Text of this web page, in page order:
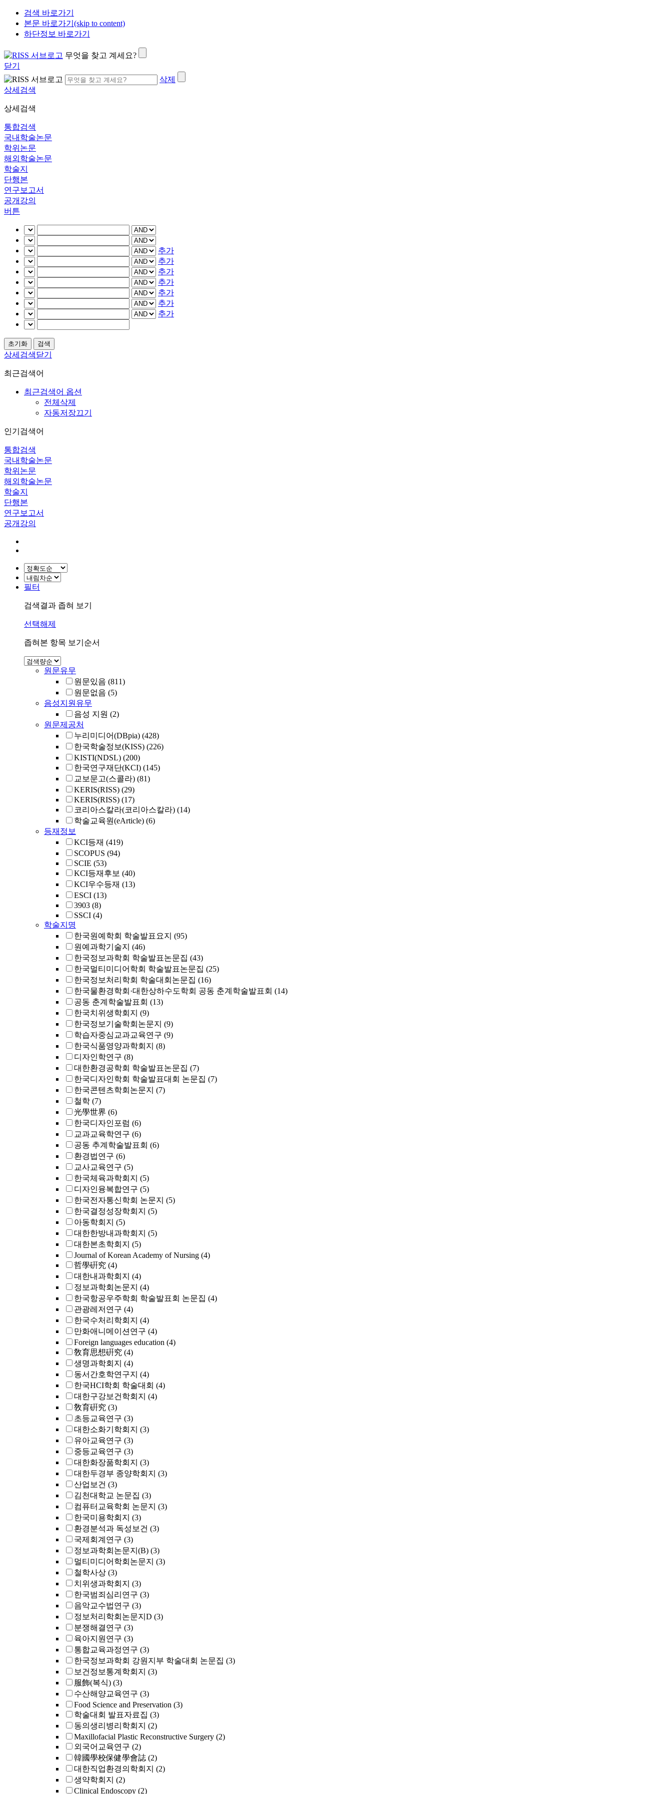
검색 바로가기
본문 바로가기(skip to content)
하단정보 바로가기
무엇을 찾고 계세요?
닫기
삭제
상세검색
상세검색
통합검색
국내학술논문
학위논문
해외학술논문
학술지
단행본
연구보고서
공개강의
버튼
추가
추가
추가
추가
추가
추가
추가
상세검색닫기
최근검색어
최근검색어 옵션
전체삭제
자동저장끄기
인기검색어
통합검색
국내학술논문
학위논문
해외학술논문
학술지
단행본
연구보고서
공개강의
필터
검색결과 좁혀 보기
선택해제
좁혀본 항목 보기순서
원문유무
원문있음 (811)
원문없음 (5)
음성지원유무
음성 지원 (2)
원문제공처
누리미디어(DBpia) (428)
한국학술정보(KISS) (226)
KISTI(NDSL) (200)
한국연구재단(KCI) (145)
교보문고(스콜라) (81)
KERIS(RISS) (29)
KERIS(RISS) (17)
코리아스칼라(코리아스칼라) (14)
학술교육원(eArticle) (6)
등재정보
KCI등재 (419)
SCOPUS (94)
SCIE (53)
KCI등재후보 (40)
KCI우수등재 (13)
ESCI (13)
3903 (8)
SSCI (4)
학술지명
한국원예학회 학술발표요지 (95)
원예과학기술지 (46)
한국정보과학회 학술발표논문집 (43)
한국멀티미디어학회 학술발표논문집 (25)
한국정보처리학회 학술대회논문집 (16)
한국물환경학회·대한상하수도학회 공동 춘계학술발표회 (14)
공동 춘계학술발표회 (13)
한국치위생학회지 (9)
한국정보기술학회논문지 (9)
학습자중심교과교육연구 (9)
한국식품영양과학회지 (8)
디자인학연구 (8)
대한환경공학회 학술발표논문집 (7)
한국디자인학회 학술발표대회 논문집 (7)
한국콘텐츠학회논문지 (7)
철학 (7)
光學世界 (6)
한국디자인포럼 (6)
교과교육학연구 (6)
공동 추계학술발표회 (6)
환경법연구 (6)
교사교육연구 (5)
한국체육과학회지 (5)
디자인융복합연구 (5)
한국전자통신학회 논문지 (5)
한국결정성장학회지 (5)
아동학회지 (5)
대한한방내과학회지 (5)
대한본초학회지 (5)
Journal of Korean Academy of Nursing (4)
哲學硏究 (4)
대한내과학회지 (4)
정보과학회논문지 (4)
한국항공우주학회 학술발표회 논문집 (4)
관광레저연구 (4)
한국수처리학회지 (4)
만화애니메이션연구 (4)
Foreign languages education (4)
敎育思想硏究 (4)
생명과학회지 (4)
동서간호학연구지 (4)
한국HCI학회 학술대회 (4)
대한구강보건학회지 (4)
敎育硏究 (3)
초등교육연구 (3)
대한소화기학회지 (3)
유아교육연구 (3)
중등교육연구 (3)
대한화장품학회지 (3)
대한두경부 종양학회지 (3)
산업보건 (3)
김천대학교 논문집 (3)
컴퓨터교육학회 논문지 (3)
한국미용학회지 (3)
환경분석과 독성보건 (3)
국제회계연구 (3)
정보과학회논문지(B) (3)
멀티미디어학회논문지 (3)
철학사상 (3)
치위생과학회지 (3)
한국범죄심리연구 (3)
음악교수법연구 (3)
정보처리학회논문지D (3)
분쟁해결연구 (3)
육아지원연구 (3)
통합교육과정연구 (3)
한국정보과학회 강원지부 학술대회 논문집 (3)
보건정보통계학회지 (3)
服飾(복식) (3)
수산해양교육연구 (3)
Food Science and Preservation (3)
학술대회 발표자료집 (3)
동의생리병리학회지 (2)
Maxillofacial Plastic Reconstructive Surgery (2)
외국어교육연구 (2)
韓國學校保健學會誌 (2)
대한직업환경의학회지 (2)
생약학회지 (2)
Clinical Endoscopy (2)